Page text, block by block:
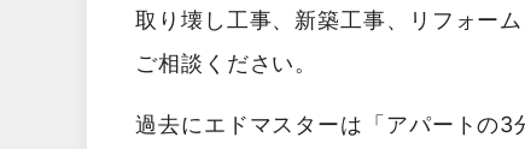
取り壊し工事、新築工事、リフォー
ご相談ください。
過去にエドマスターは「アパートの3